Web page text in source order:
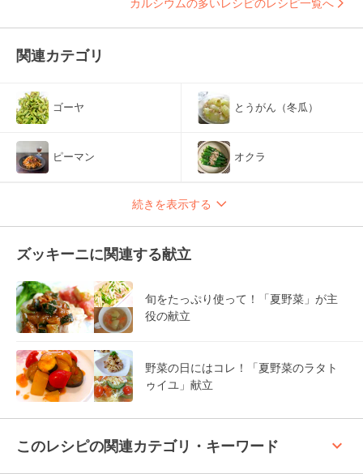
カルシウムの多いレシピのレシピ一覧へ
関連カテゴリ
ゴーヤ とうがん（冬瓜）
ピーマン オクラ
続きを表示する
ズッキーニに関連する献立
旬をたっぷり使って！「夏野菜」が主
役の献立
野菜の日にはコレ！「夏野菜のラタト
ゥイユ」献立
このレシピの関連カテゴリ・キーワード keyboard_arrow_up